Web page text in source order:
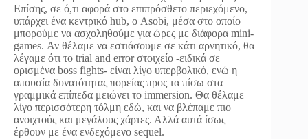
Επίσης, σε ό,τι αφορά στο επιπρόσθετο περιεχόμενο,
υπάρχει ένα κεντρικό hub, ο Asobi, μέσα στο οποίο
μπορούμε να ασχοληθούμε για ώρες με διάφορα mini-
games. Αν θέλαμε να εστιάσουμε σε κάτι αρνητικό, θα
λέγαμε ότι το trial and error στοιχείο -ειδικά σε
ορισμένα boss fights- είναι λίγο υπερβολικό, ενώ η
απουσία δυνατότητας πορείας προς τα πίσω στα
γραμμικά επίπεδα μειώνει το immersion. Θα θέλαμε
λίγο περισσότερη τόλμη εδώ, και να βλέπαμε πιο
ανοιχτούς και μεγάλους χάρτες. Αλλά αυτά ίσως
έρθουν με ένα ενδεχόμενο sequel.